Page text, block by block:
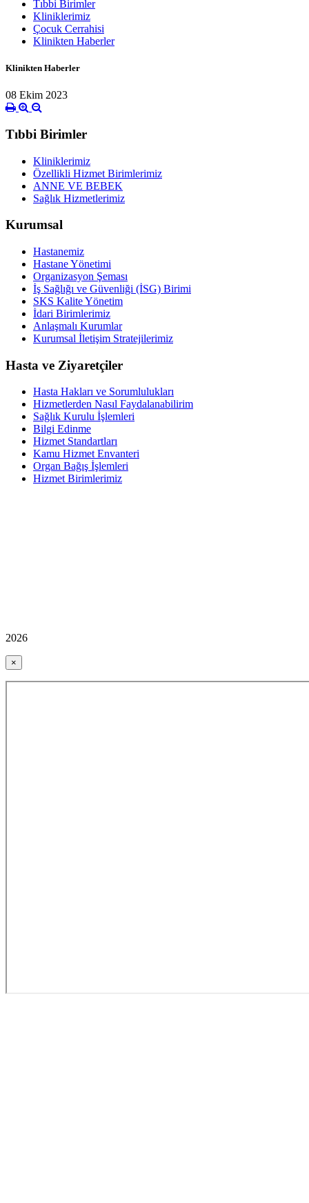
Tıbbi Birimler
Kliniklerimiz
Çocuk Cerrahisi
Klinikten Haberler
Klinikten Haberler
08 Ekim 2023
Tıbbi Birimler
Kliniklerimiz
Özellikli Hizmet Birimlerimiz
ANNE VE BEBEK
Sağlık Hizmetlerimiz
Kurumsal
Hastanemiz
Hastane Yönetimi
Organizasyon Şeması
İş Sağlığı ve Güvenliği (İSG) Birimi
SKS Kalite Yönetim
İdari Birimlerimiz
Anlaşmalı Kurumlar
Kurumsal İletişim Stratejilerimiz
Hasta ve Ziyaretçiler
Hasta Hakları ve Sorumlulukları
Hizmetlerden Nasıl Faydalanabilirim
Sağlık Kurulu İşlemleri
Bilgi Edinme
Hizmet Standartları
Kamu Hizmet Envanteri
Organ Bağış İşlemleri
Hizmet Birimlerimiz
2026
×